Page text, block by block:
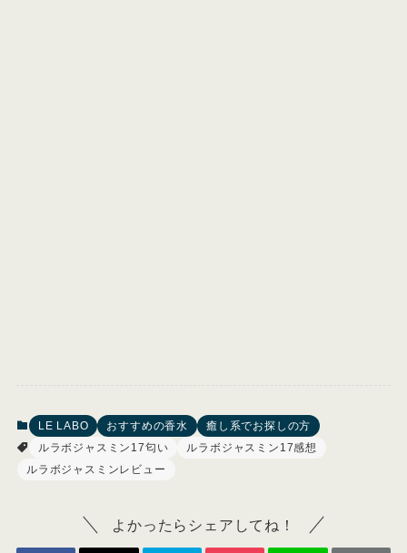
LE LABO おすすめの香水
癒し系でお探しの方
ルラボジャスミン17匂い
ルラボジャスミン17感想
ルラボジャスミンレビュー
よかったらシェアしてね！